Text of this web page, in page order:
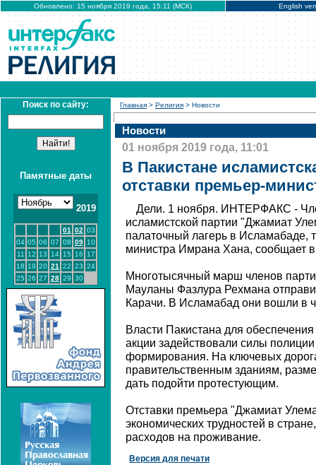
Обновлено: 15 ноября 2019 года, 15:11 (МСК) English
Поиск по сайту:
Памятные даты
2019
01 02 03
04 05 06 07 08 09 10
11
12 13 14 15 16
17
18 19 20 21 22 23 24
25 26 27 28 29 30
Главная > Религия > Новости
Новости
01 ноября 2019 года, 11:01
В Пакистане
отставки премьер-
Дели. 1 ноября. ИНТЕРФАКС -
исламистской партии "Джамиат
палаточный лагерь в Исламабаде,
министра Имрана Хана, сообщает
Многотысячный марш членов
Мауланы Фазлура Рехмана
Карачи. В Исламабад они вошли в
Власти Пакистана для
акции задействовали силы
формирования. На ключевых
правительственным зданиям,
дать подойти протестующим.
Отставки премьера "Джамиат
экономических трудностей в
расходов на проживание.
Версия для печати